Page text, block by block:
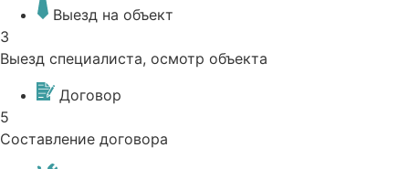
Выезд на объект
3
Выезд специалиста, осмотр объекта
Договор
5
Составление договора